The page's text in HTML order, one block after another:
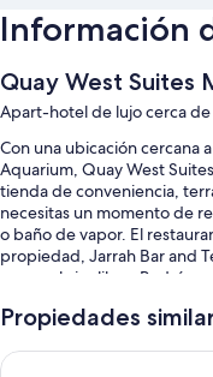
Información
Quay West Suites
Apart-hotel de lujo cerca
Con una ubicación cercana
Aquarium, Quay West
tienda de conveniencia,
necesitas un momento de
o baño de vapor. El
propiedad, Jarrah Bar and
mesas al aire libre. Podrás
Estos son otros servicios:
Propiedades
Adina Apartment Hotel